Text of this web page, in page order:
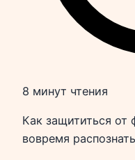
8 минут чтения
Как защититься
вовремя